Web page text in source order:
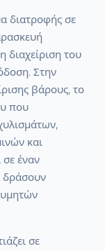
διατροφής σε
διαχείριση του
Στην
βάρους, το
που
και
σε έναν
δράσουν
σε